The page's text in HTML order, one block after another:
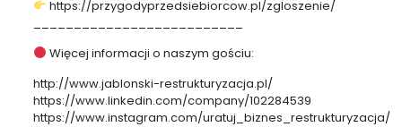
https://przygodyprzedsiebiorcow.pl/zgloszenie/
Więcej informacji o naszym gościu:
http://www.jablonski-restrukturyzacja.pl/
https://www.linkedin.com/company/102284539
https://www.instagram.com/uratuj_biznes_restrukturyzacja/